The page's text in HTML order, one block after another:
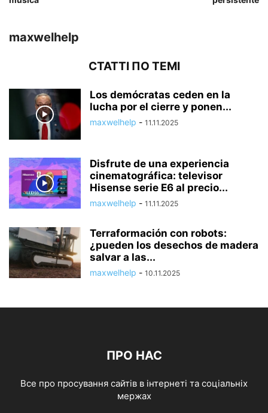
maxwelhelp
СТАТТІ ПО ТЕМІ
Los demócratas ceden en la
lucha por el cierre y ponen...
maxwelhelp - 11.11.2025
Disfrute de una experiencia
cinematográfica: televisor
Hisense serie E6 al precio...
maxwelhelp - 11.11.2025
Terraformación con robots:
¿pueden los desechos de madera
salvar a las...
maxwelhelp - 10.11.2025
ПРО НАС
Все про просування сайтів в інтернеті та соціальніх
мержах